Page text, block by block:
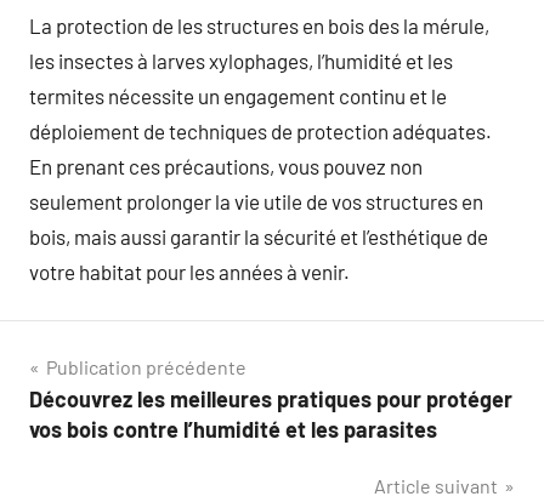
La protection de les structures en bois des la mérule,
les insectes à larves xylophages, l’humidité et les
termites nécessite un engagement continu et le
déploiement de techniques de protection adéquates.
En prenant ces précautions, vous pouvez non
seulement prolonger la vie utile de vos structures en
bois, mais aussi garantir la sécurité et l’esthétique de
votre habitat pour les années à venir.
Navigation
de
Publication précédente
Découvrez les meilleures pratiques pour protéger
vos bois contre l’humidité et les parasites
Article suivant